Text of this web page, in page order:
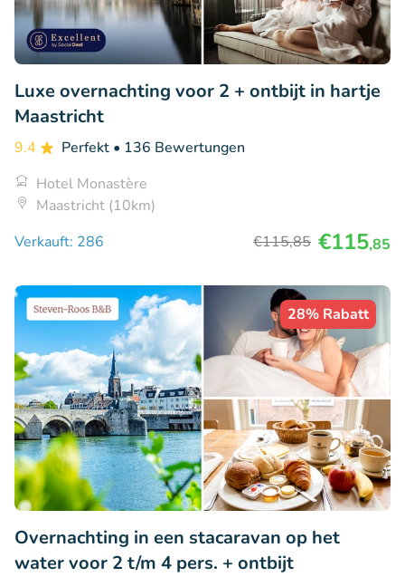
Luxe overnachting voor 2 + ontbijt in hartje
Maastricht
9.4 Perfekt • 136 Bewertungen
Hotel Monastère
Maastricht (10km)
Verkauft: 286
€115,85 €115,85
28% Rabatt
Overnachting in een stacaravan op het
water voor 2 t/m 4 pers. + ontbijt